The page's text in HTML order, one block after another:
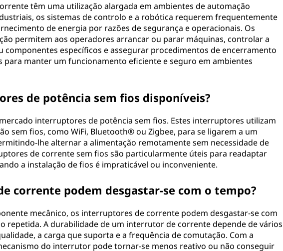
têm uma utilização alargada em ambientes de automação
os sistemas de controlo e a robótica requerem frequentemente
de energia por razões de segurança e operacionais. Os
permitem aos operadores arrancar ou parar máquinas, controlar a
componentes específicos e assegurar procedimentos de encerramento
para manter um funcionamento eficiente e seguro em ambientes
de potência sem fios disponíveis?
interruptores de potência sem fios. Estes interruptores utilizam
sem fios, como WiFi, Bluetooth® ou Zigbee, para se ligarem a um
lhe alternar a alimentação remotamente sem necessidade de
de corrente sem fios são particularmente úteis para readaptar
a instalação de fios é impraticável ou inconveniente.
corrente podem desgastar-se com o tempo?
mecânico, os interruptores de corrente podem desgastar-se com
repetida. A durabilidade de um interrutor de corrente depende de vários
a carga que suporta e a frequência de comutação. Com a
do interrutor pode tornar-se menos reativo ou não conseguir